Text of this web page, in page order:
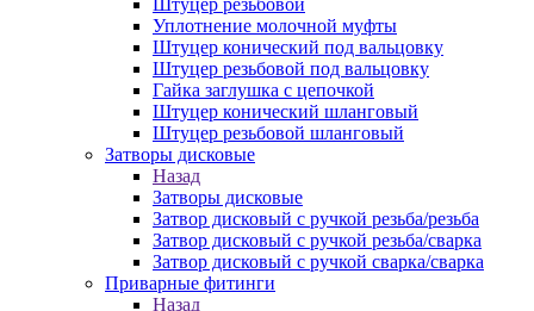
Штуцер резьбовой
Уплотнение молочной муфты
Штуцер конический под вальцовку
Штуцер резьбовой под вальцовку
Гайка заглушка с цепочкой
Штуцер конический шланговый
Штуцер резьбовой шланговый
Затворы дисковые
Назад
Затворы дисковые
Затвор дисковый с ручкой резьба/резьба
Затвор дисковый с ручкой резьба/сварка
Затвор дисковый с ручкой сварка/сварка
Приварные фитинги
Назад